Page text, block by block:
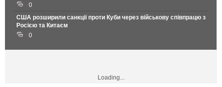
0
США розширили санкції проти Куби через військову співпрацю з
Росією та Китаєм
0
Loading...